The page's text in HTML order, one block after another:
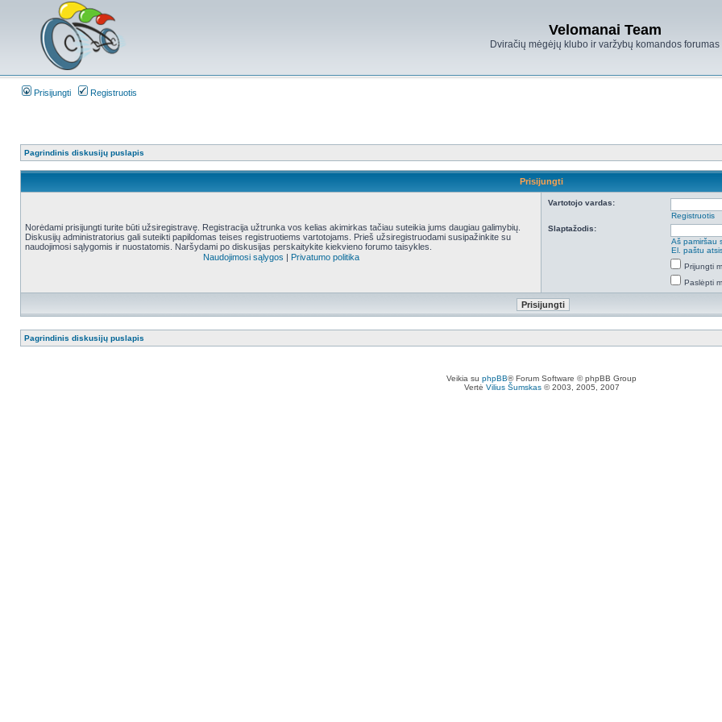
Velomanai Team
Dviračių mėgėjų klubo ir varžybų komandos forumas
Prisijungti Registruotis
Pagrindinis diskusijų puslapis
Prisijungti
Norėdami prisijungti turite būti užsiregistravę. Registracija užtrunka vos kelias akimirkas tačiau suteikia jums daugiau galimybių.
Diskusijų administratorius gali suteikti papildomas teises registruotiems vartotojams. Prieš užsiregistruodami susipažinkite su
naudojimosi sąlygomis ir nuostatomis. Naršydami po diskusijas perskaitykite kiekvieno forumo taisykles.
Naudojimosi sąlygos | Privatumo politika
Vartotojo vardas:
Registruotis
Slaptažodis:
Aš pamiršau
El. paštu
Prijungti
Paslėpti
Pagrindinis diskusijų puslapis
Veikia su phpBB® Forum Software © phpBB Group
Vertė Vilius Šumskas© 2003, 2005, 2007